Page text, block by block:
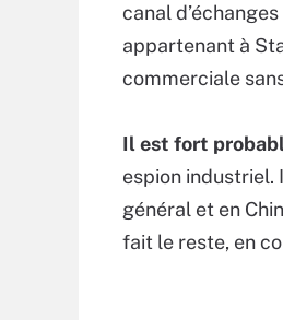
canal
appartenant à
commerciale
Il est fort
espion industriel.
général et en
fait le reste, en